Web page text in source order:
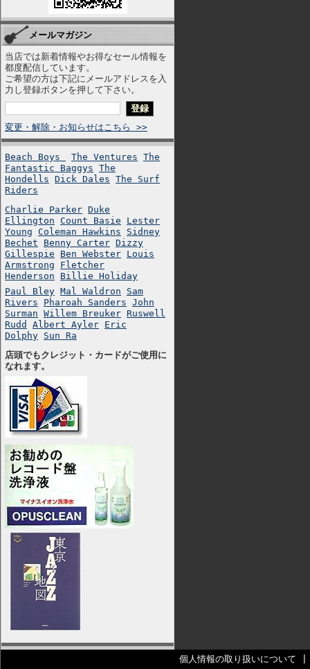
メールマガジン
当店では新着情報やお得なセール情報を
都度配信しています。
ご希望の方は下記にメールアドレスを入
力し登録ボタンを押して下さい。
変更・解除・お知らせはこちら >>
Beach Boys The Ventures The
Fantastic Baggys The
Hondells Dick Dales The Surf
Riders
Charlie Parker Duke
Ellington Count Basie
Lester
Young Coleman Hawkins
Sidney
Bechet
Benny Carter Dizzy
Gillespie
Ben Webster Louis
Armstrong
Fletcher
Henderson
Billie Holiday
Paul Bley Mal Waldron
Sam
Rivers
Pharoah Sanders John
Surman Willem Breuker Ruswell
Rudd
Albert Ayler Eric
Dolphy Sun Ra
店頭でもクレジット・カードがご使用に
なれます。
個人情報の取り扱いについて